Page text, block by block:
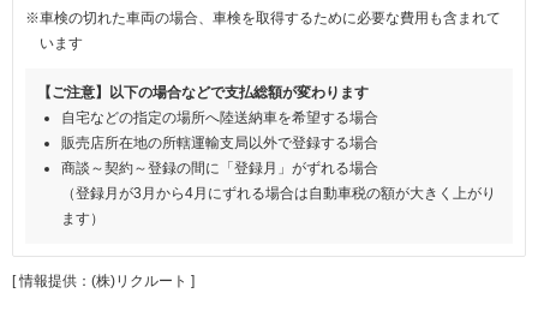
※車検の切れた車両の場合、車検を取得するために必要な費用も含まれて
います
【ご注意】以下の場合などで支払総額が変わります
自宅などの指定の場所へ陸送納車を希望する場合
販売店所在地の所轄運輸支局以外で登録する場合
商談～契約～登録の間に「登録月」がずれる場合
（登録月が3月から4月にずれる場合は自動車税の額が大きく上がり
ます）
[ 情報提供：(株)リクルート ]